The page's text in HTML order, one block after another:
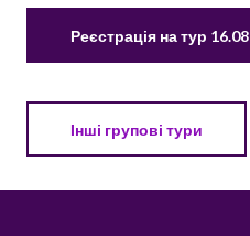
Реєстрація на тур 16.08
Інші групові тури